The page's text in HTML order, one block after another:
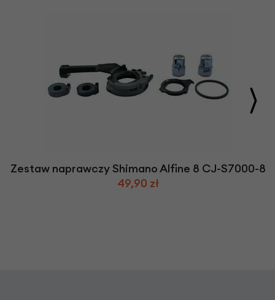
Zestaw naprawczy Shimano Alfine 8 CJ-S7000-8
49,90 zł